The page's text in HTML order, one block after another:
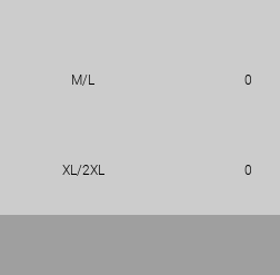
M/L 0
XL/2XL 0